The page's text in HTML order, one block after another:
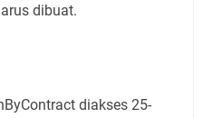
dibuat.
diakses 25-